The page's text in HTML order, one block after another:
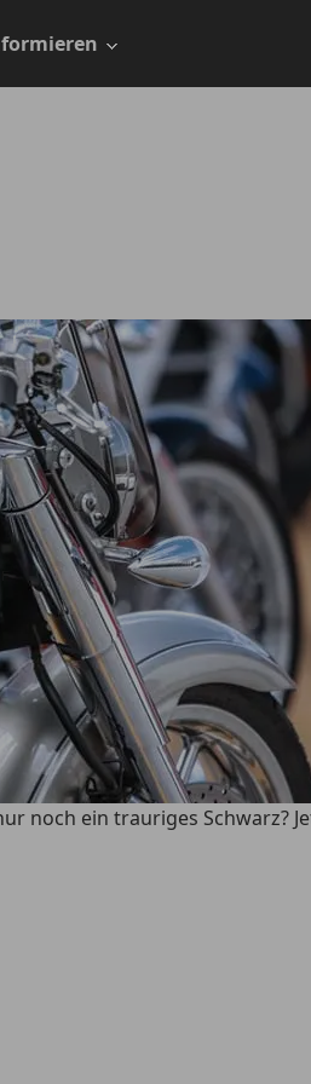
noch ein trauriges Schwarz?